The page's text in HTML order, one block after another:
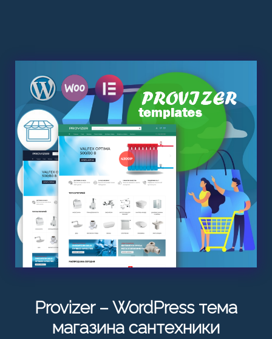
Provizer – WordPress тема
магазина сантехники